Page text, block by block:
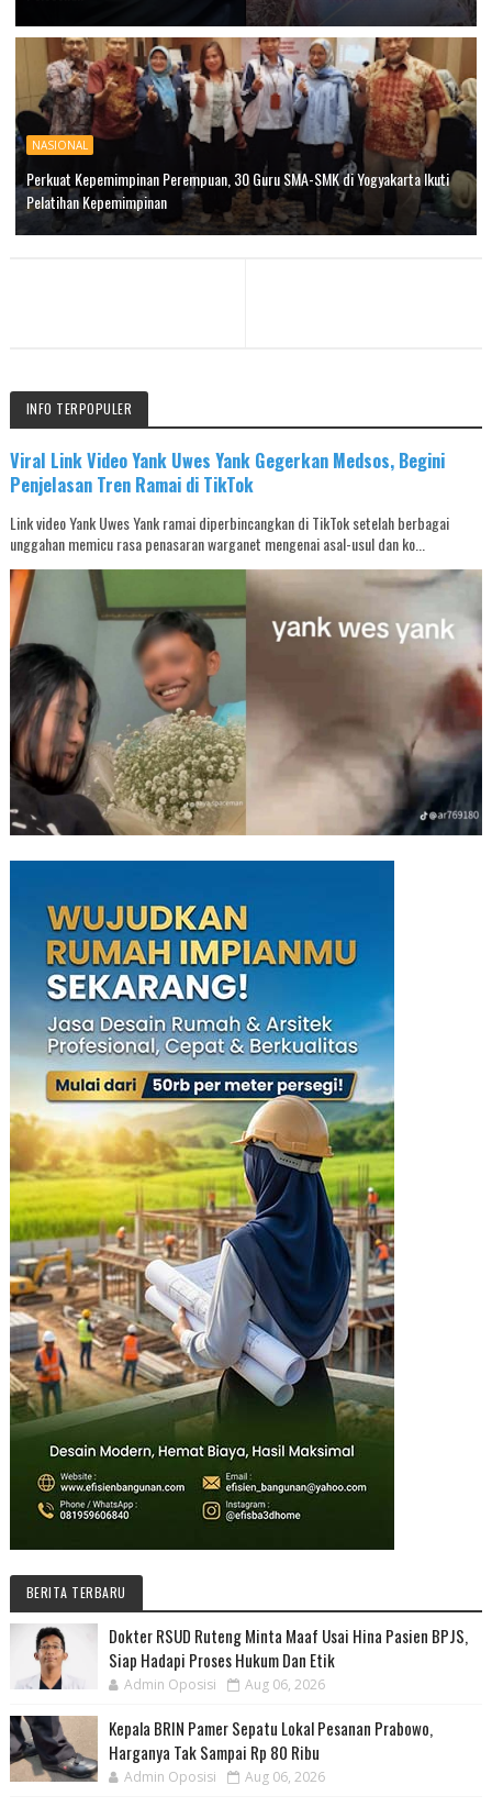
NASIONAL
Perkuat Kepemimpinan Perempuan, 30 Guru SMA-SMK di Yogyakarta Ikuti
Pelatihan Kepemimpinan
INFO TERPOPULER
Viral Link Video Yank Uwes Yank Gegerkan Medsos, Begini
Penjelasan Tren Ramai di TikTok
Link video Yank Uwes Yank ramai diperbincangkan di TikTok setelah berbagai
unggahan memicu rasa penasaran warganet mengenai asal-usul dan ko...
BERITA TERBARU
Dokter RSUD Ruteng Minta Maaf Usai Hina Pasien BPJS,
Siap Hadapi Proses Hukum Dan Etik
Admin Oposisi Aug 06, 2026
Kepala BRIN Pamer Sepatu Lokal Pesanan Prabowo,
Harganya Tak Sampai Rp 80 Ribu
Admin Oposisi Aug 06, 2026